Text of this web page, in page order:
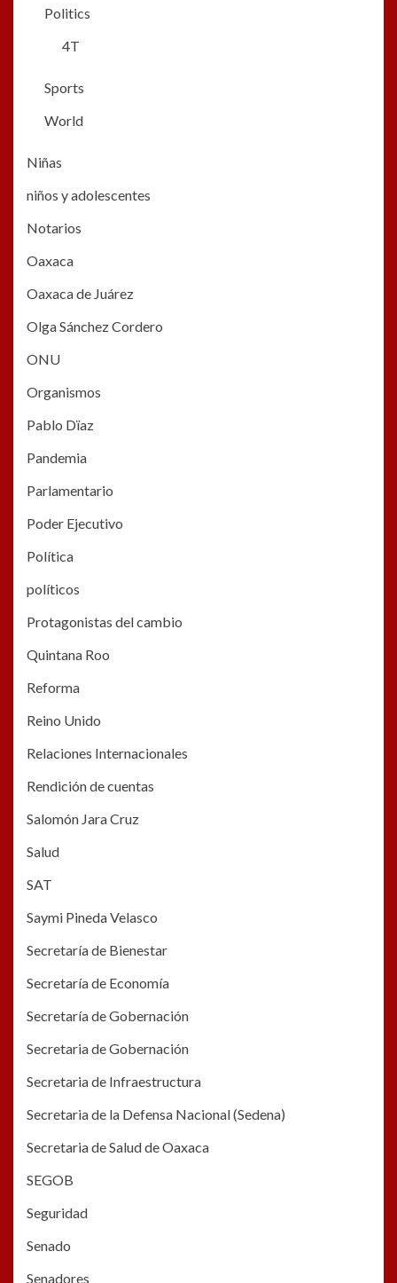
Politics
4T
Sports
World
Niñas
niños y adolescentes
Notarios
Oaxaca
Oaxaca de Juárez
Olga Sánchez Cordero
ONU
Organismos
Pablo Dïaz
Pandemia
Parlamentario
Poder Ejecutivo
Política
políticos
Protagonistas del cambio
Quintana Roo
Reforma
Reino Unido
Relaciones Internacionales
Rendición de cuentas
Salomón Jara Cruz
Salud
SAT
Saymi Pineda Velasco
Secretaría de Bienestar
Secretaría de Economía
Secretaría de Gobernación
Secretaria de Gobernación
Secretaria de Infraestructura
Secretaria de la Defensa Nacional (Sedena)
Secretaria de Salud de Oaxaca
SEGOB
Seguridad
Senado
Senadores